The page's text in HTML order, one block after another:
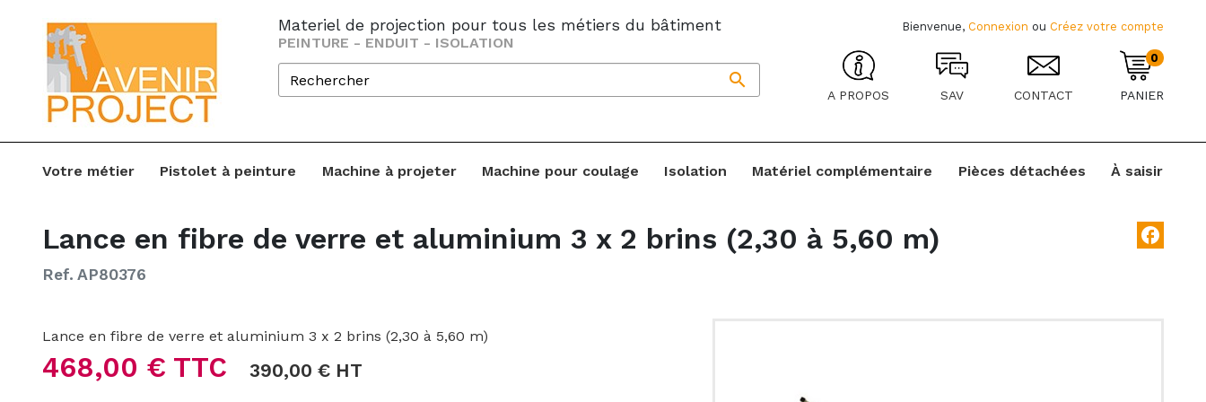
Materiel de projection pour tous les métiers du bâtiment
PEINTURE - ENDUIT - ISOLATION

Bienvenue, Connexion ou Créez votre compte
A PROPOS SAV CONTACT
0
PANIER
Votre métier Pistolet à peinture Machine à projeter Machine pour coulage Isolation Matériel complémentaire Pièces détachées À saisir
Lance en fibre de verre et aluminium 3 x 2 brins (2,30 à 5,60 m) facebook
Ref. AP80376
Lance en fibre de verre et aluminium 3 x 2 brins (2,30 à 5,60 m)
468,00 € TTC 390,00 € HT